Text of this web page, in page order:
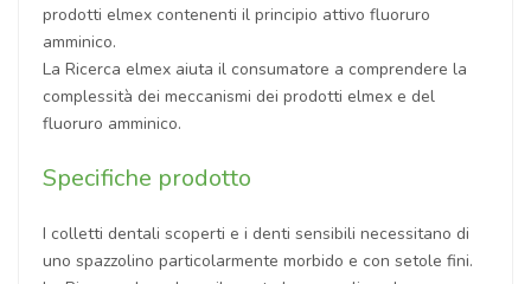
prodotti elmex contenenti il principio attivo fluoruro
amminico.
La Ricerca elmex aiuta il consumatore a comprendere la
complessità dei meccanismi dei prodotti elmex e del
fluoruro amminico.
Specifiche prodotto
I colletti dentali scoperti e i denti sensibili necessitano di
uno spazzolino particolarmente morbido e con setole fini.